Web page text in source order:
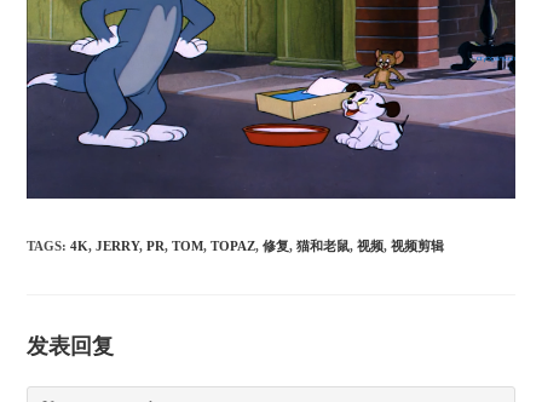
TAGS:4K, JERRY, PR, TOM, TOPAZ, 修复, 猫和老鼠, 视频, 视频剪辑
发表回复